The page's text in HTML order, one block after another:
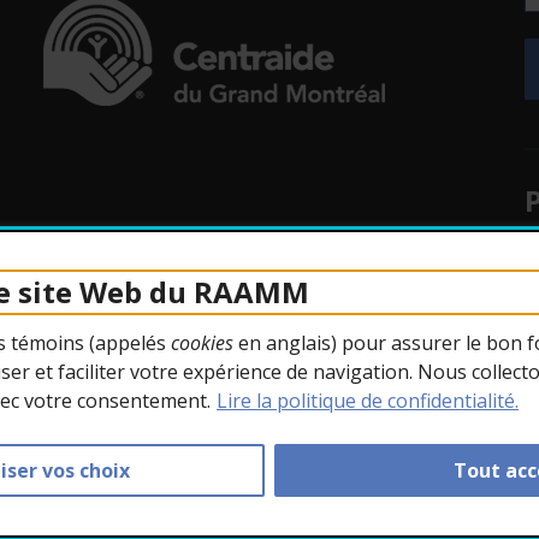
site Web du RAAMM
témoins (appelés cookiesen anglais) pour assurer le bon
et faciliter votre expérience de navigation. Nous
votre consentement. Lire la politique de confidentialité.
vos choix Tout
fenêtre.
fenêtre.
fenêtre.